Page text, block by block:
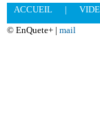
ACCUEIL |
© EnQuete+ | mail